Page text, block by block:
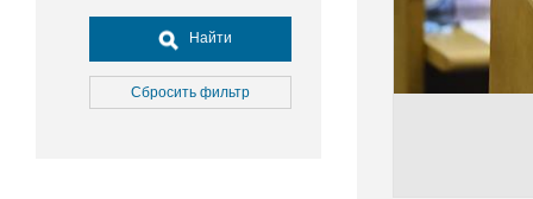
Досуг, туризм и отдых
Культура
Медицина
Найти
Сбросить фильтр